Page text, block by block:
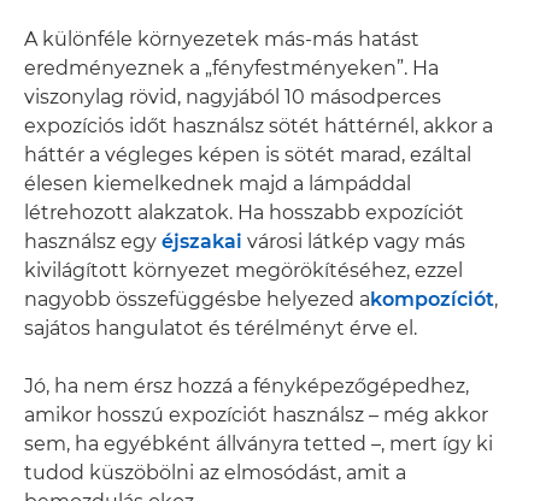
A különféle környezetek más-más hatást
eredményeznek a „fényfestményeken”. Ha
viszonylag rövid, nagyjából 10 másodperces
expozíciós időt használsz sötét háttérnél, akkor a
háttér a végleges képen is sötét marad, ezáltal
élesen kiemelkednek majd a lámpáddal
létrehozott alakzatok. Ha hosszabb expozíciót
használsz egy éjszakai városi látkép vagy más
kivilágított környezet megörökítéséhez, ezzel
nagyobb összefüggésbe helyezed akompozíciót,
sajátos hangulatot és térélményt érve el.
Jó, ha nem érsz hozzá a fényképezőgépedhez,
amikor hosszú expozíciót használsz – még akkor
sem, ha egyébként állványra tetted –, mert így ki
tudod küszöbölni az elmosódást, amit a